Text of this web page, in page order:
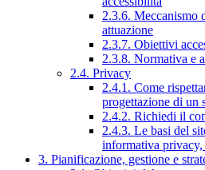
2.3.6. Meccanismo
attuazione
2.3.7. Obiettivi
2.3.8. Normativa e
2.4. Privacy
2.4.1. Come
progettazione di un
2.4.2. Richiedi il
2.4.3. Le basi del
informativa
3. Pianificazione, gestione e